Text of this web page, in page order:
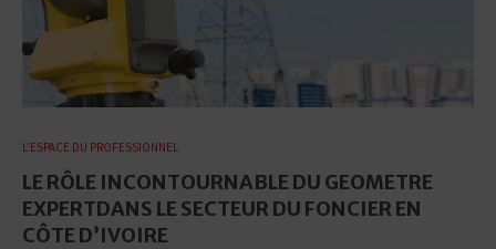
L'ESPACE DU PROFESSIONNEL
LE RÔLE INCONTOURNABLE DU GEOMETRE
EXPERTDANS LE SECTEUR DU FONCIER EN
CÔTE D’IVOIRE